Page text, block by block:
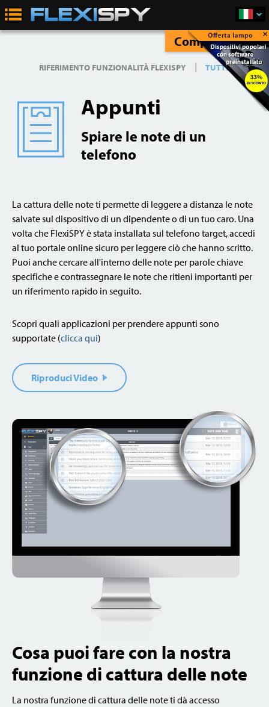
Compra Subito ×
RIFERIMENTO FUNZIONALITÀ FLEXISPY | TUTTE
Appunti
Spiare le note di un
telefono
La cattura delle note ti permette di leggere a distanza le note
salvate sul dispositivo di un dipendente o di un tuo caro. Una
volta che FlexiSPY è stata installata sul telefono target, accedi
al tuo portale online sicuro per leggere ciò che hanno scritto.
Puoi anche cercare all'interno delle note per parole chiave
specifiche e contrassegnare le note che ritieni importanti per
un riferimento rapido in seguito.
Scopri quali applicazioni per prendere appunti sono
supportate (clicca qui)
Riproduci Video
Cosa puoi fare con la nostra
funzione di cattura delle note
La nostra funzione di cattura delle note ti dà accesso